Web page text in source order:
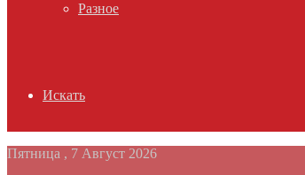
Разное
Искать
Пятница , 7 Август 2026